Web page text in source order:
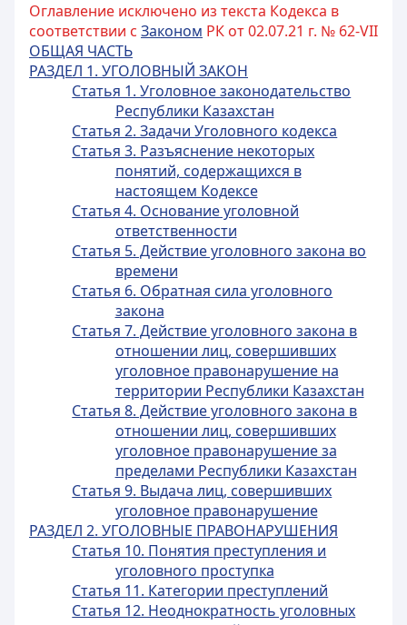
Оглавление исключено из текста Кодекса в
соответствии с Законом РК от 02.07.21 г. № 62-VII
ОБЩАЯ ЧАСТЬ
РАЗДЕЛ 1. УГОЛОВНЫЙ ЗАКОН
Статья 1. Уголовное законодательство
Республики Казахстан
Статья 2. Задачи Уголовного кодекса
Статья 3. Разъяснение некоторых
понятий, содержащихся в
настоящем Кодексе
Статья 4. Основание уголовной
ответственности
Статья 5. Действие уголовного закона во
времени
Статья 6. Обратная сила уголовного
закона
Статья 7. Действие уголовного закона в
отношении лиц, совершивших
уголовное правонарушение на
территории Республики Казахстан
Статья 8. Действие уголовного закона в
отношении лиц, совершивших
уголовное правонарушение за
пределами Республики Казахстан
Статья 9. Выдача лиц, совершивших
уголовное правонарушение
РАЗДЕЛ 2. УГОЛОВНЫЕ ПРАВОНАРУШЕНИЯ
Статья 10. Понятия преступления и
уголовного проступка
Статья 11. Категории преступлений
Статья 12. Неоднократность уголовных